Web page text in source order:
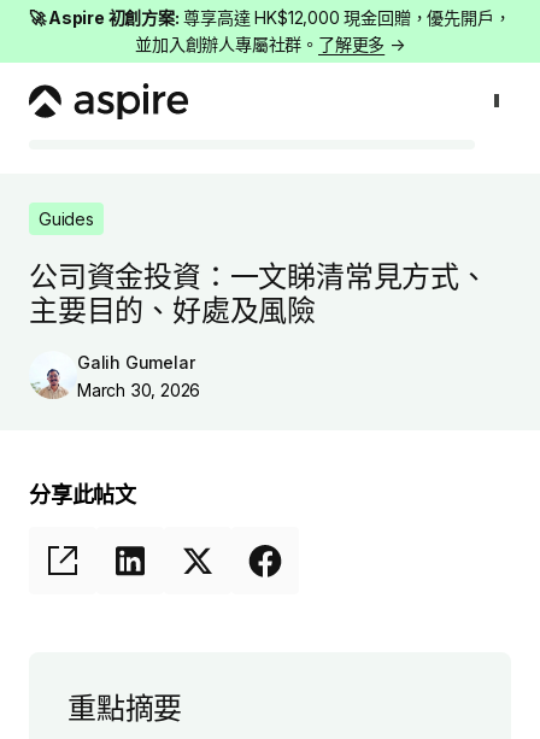
🚀 Aspire 初創方案: 尊享高達 HK$12,000 現金回贈，優先開戶，
並加入創辦人專屬社群。 了解更多 →
Guides 公司資金投資：一文睇清常見方式、主要目的、好處及風險
Guides
公司資金投資：一文睇清常見方式、
主要目的、好處及風險
Galih Gumelar
March 30, 2026
分享此帖文
重點摘要